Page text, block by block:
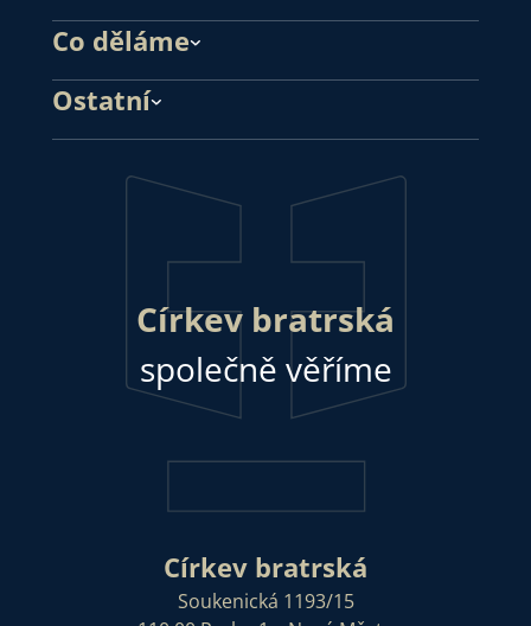
Co děláme
Ostatní
Církev bratrská
společně věříme
Církev bratrská
Soukenická 1193/15